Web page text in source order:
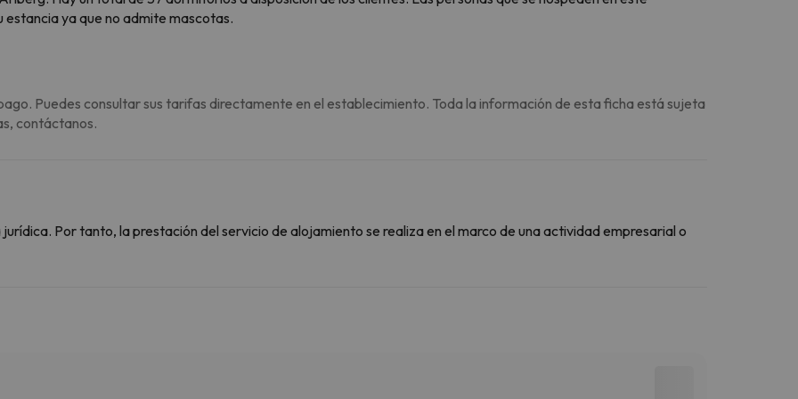
ya que no admite mascotas.
Puedes consultar sus tarifas directamente en el establecimiento. Toda la información de esta ficha está sujeta
contáctanos.
Por tanto, la prestación del servicio de alojamiento se realiza en el marco de una actividad empresarial o